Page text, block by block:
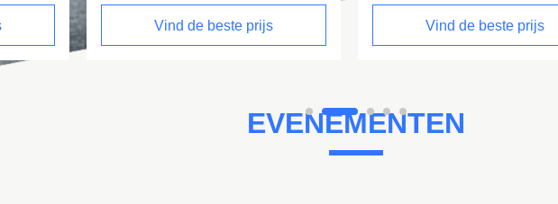
Vind de beste prijs Vind de beste prijs
EVENEMENTEN